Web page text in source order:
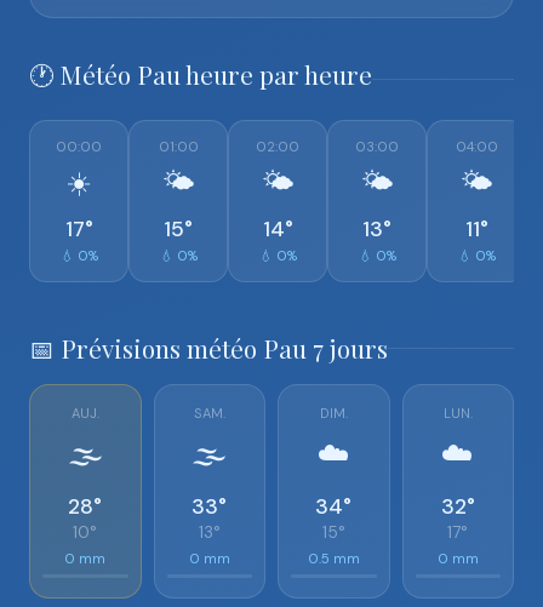
🕐 Météo Pau heure par heure
00:00
☀️
17°
💧 0%
01:00
🌤️
15°
💧 0%
02:00
🌤️
14°
💧 0%
03:00
🌤️
13°
💧 0%
04:00
🌤️
11°
💧 0%
📅 Prévisions météo Pau 7 jours
AUJ.
🌫️
28°
10°
0 mm
SAM.
🌫️
33°
13°
0 mm
DIM.
☁️
34°
15°
0.5 mm
LUN.
☁️
32°
17°
0 mm